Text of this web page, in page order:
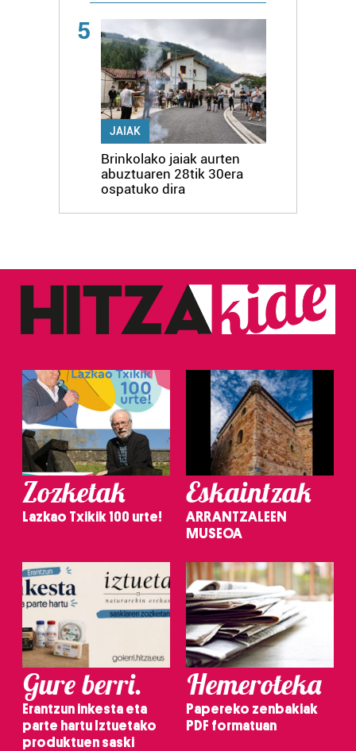
5
JAIAK
Brinkolako jaiak aurten
abuztuaren 28tik 30era
ospatuko dira
Zozketak
Lazkao Txikik 100 urte!
Eskaintzak
ARRANTZALEEN
MUSEOA
Gure berri.
Erantzun inkesta eta
parte hartu Iztuetako
produktuen saski
Hemeroteka
Papereko zenbakiak
PDF formatuan